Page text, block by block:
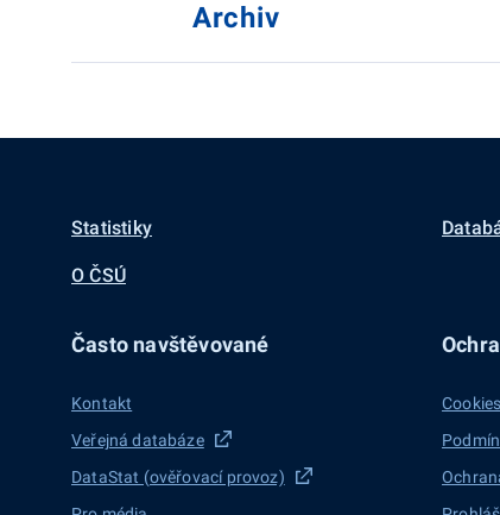
Archiv
Statistiky
O ČSÚ
Často navštěvované
Kontakt
Veřejná databáze
DataStat (ověřovací provoz)